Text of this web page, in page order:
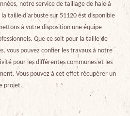
notre service de taillage de haie à
taille d’arbuste sur 51120 est disponible
à votre disposition une équipe
Que ce soit pour la taille de
vous pouvez confier les travaux à notre
pour les différentes communes et les
Vous pouvez à cet effet récupérer un
projet.